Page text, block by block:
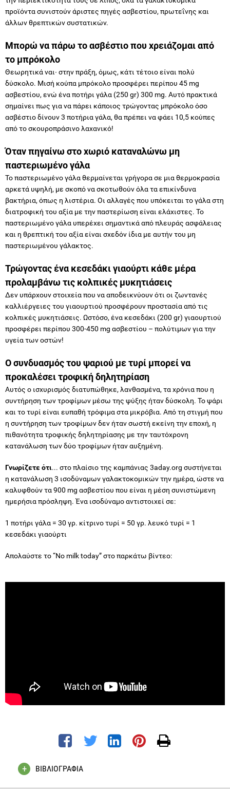
προϊόντα συνιστούν άριστες πηγές ασβεστίου, πρωτεΐνης και
άλλων θρεπτικών συστατικών.
Μπορώ να πάρω το ασβέστιο που χρειάζομαι από
το μπρόκολο
Θεωρητικά ναι∙ στην πράξη, όμως, κάτι τέτοιο είναι πολύ
δύσκολο. Μισή κούπα μπρόκολο προσφέρει περίπου 45 mg
ασβεστίου, ενώ ένα ποτήρι γάλα (250 gr) 300 mg. Αυτό πρακτικά
σημαίνει πως για να πάρει κάποιος τρώγοντας μπρόκολο όσο
ασβέστιο δίνουν 3 ποτήρια γάλα, θα πρέπει να φάει 10,5 κούπες
από το σκουροπράσινο λαχανικό!
Όταν πηγαίνω στο χωριό καταναλώνω μη
παστεριωμένο γάλα
Το παστεριωμένο γάλα θερμαίνεται γρήγορα σε μια θερμοκρασία
αρκετά υψηλή, με σκοπό να σκοτωθούν όλα τα επικίνδυνα
βακτήρια, όπως η λιστέρια. Οι αλλαγές που υπόκειται το γάλα στη
διατροφική του αξία με την παστερίωση είναι ελάχιστες. Το
παστεριωμένο γάλα υπερέχει σημαντικά από πλευράς ασφάλειας
και η θρεπτική του αξία είναι σχεδόν ίδια με αυτήν του μη
παστεριωμένου γάλακτος.
Τρώγοντας ένα κεσεδάκι γιαούρτι κάθε μέρα
προλαμβάνω τις κολπικές μυκητιάσεις
Δεν υπάρχουν στοιχεία που να αποδεικνύουν ότι οι ζωντανές
καλλιέργειες του γιαουρτιού προσφέρουν προστασία από τις
κολπικές μυκητιάσεις. Ωστόσο, ένα κεσεδάκι (200 gr) γιαουρτιού
προσφέρει περίπου 300-450 mg ασβεστίου – πολύτιμων για την
υγεία των οστών!
O συνδυασμός του ψαριού με τυρί μπορεί να
προκαλέσει τροφική δηλητηρίαση
Αυτός ο ισχυρισμός διατυπώθηκε, λανθασμένα, τα χρόνια που η
συντήρηση των τροφίμων μέσω της ψύξης ήταν δύσκολη. Το ψάρι
και το τυρί είναι ευπαθή τρόφιμα στα μικρόβια. Από τη στιγμή που
η συντήρηση των τροφίμων δεν ήταν σωστή εκείνη την εποχή, η
πιθανότητα τροφικής δηλητηρίασης με την ταυτόχρονη
κατανάλωση των δύο τροφίμων ήταν αυξημένη.
Γνωρίζετε ότι... στο πλαίσιο της καμπάνιας 3aday.org συστήνεται
η κατανάλωση 3 ισοδύναμων γαλακτοκομικών την ημέρα, ώστε να
καλυφθούν τα 900 mg ασβεστίου που είναι η μέση συνιστώμενη
ημερήσια πρόσληψη. Ένα ισοδύναμο αντιστοιχεί σε:
1 ποτήρι γάλα = 30 γρ. κίτρινο τυρί = 50 γρ. λευκό τυρί = 1
κεσεδάκι γιαούρτι
Απολαύστε το “No milk today” στο παρκάτω βίντεο:
ΒΙΒΛΙΟΓΡΑΦΙΑ